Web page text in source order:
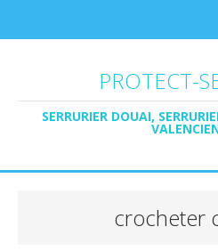
PROTECT-
SERRURIER DOUAI,
crocheter